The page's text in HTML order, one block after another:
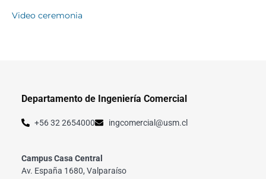
Video ceremonia
Departamento de Ingeniería Comercial
+56 32 2654000 ingcomercial@usm.cl
Campus Casa Central
Av. España 1680, Valparaíso